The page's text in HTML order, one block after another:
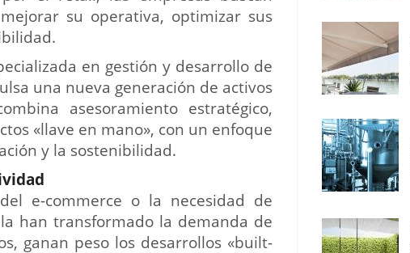
su operativa, optimizar sus
en gestión y desarrollo de
una nueva generación de activos
asesoramiento estratégico,
«llave en mano», con un enfoque
y la sostenibilidad.
e-commerce o la necesidad de
han transformado la demanda de
ganan peso los desarrollos «built-